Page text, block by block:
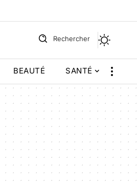
Rechercher
BEAUTÉ SANTÉ